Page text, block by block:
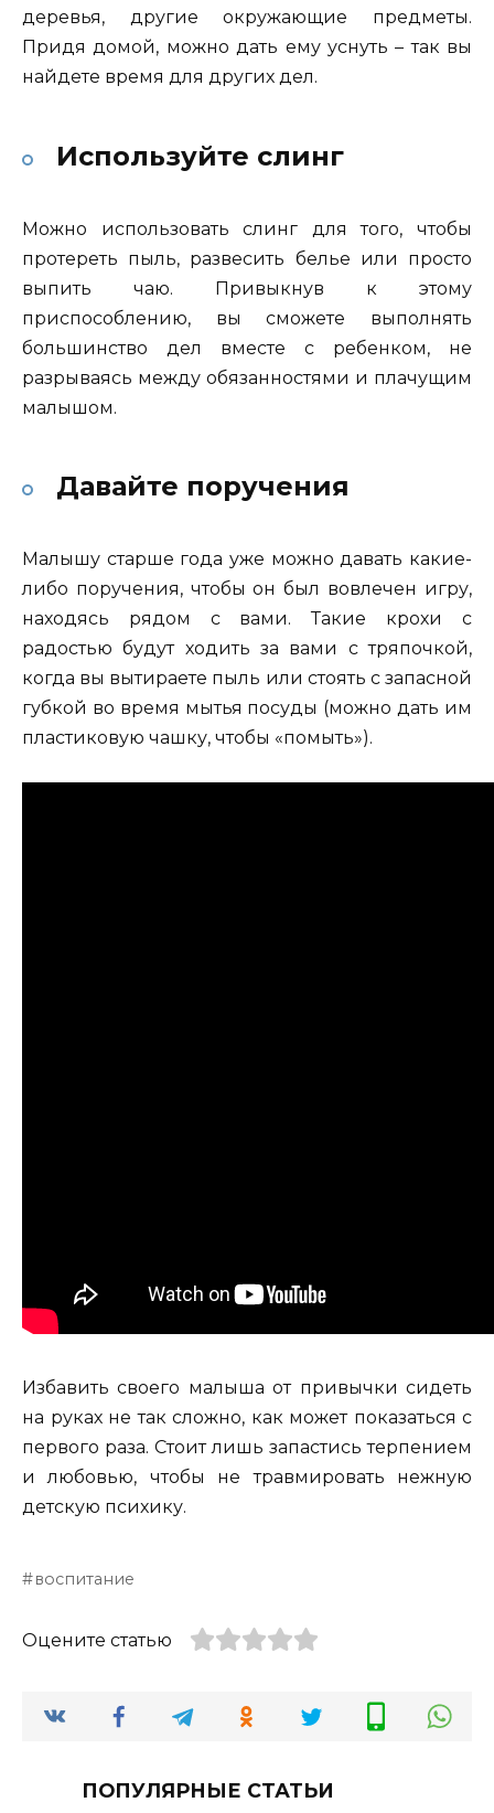
деревья, другие окружающие предметы.
Придя домой, можно дать ему уснуть – так вы
найдете время для других дел.
Используйте слинг
Можно использовать слинг для того, чтобы
протереть пыль, развесить белье или просто
выпить чаю. Привыкнув к этому
приспособлению, вы сможете выполнять
большинство дел вместе с ребенком, не
разрываясь между обязанностями и плачущим
малышом.
Давайте поручения
Малышу старше года уже можно давать какие-
либо поручения, чтобы он был вовлечен игру,
находясь рядом с вами. Такие крохи с
радостью будут ходить за вами с тряпочкой,
когда вы вытираете пыль или стоять с запасной
губкой во время мытья посуды (можно дать им
пластиковую чашку, чтобы «помыть»).
Избавить своего малыша от привычки сидеть
на руках не так сложно, как может показаться с
первого раза. Стоит лишь запастись терпением
и любовью, чтобы не травмировать нежную
детскую психику.
воспитание
Оцените статью
ПОПУЛЯРНЫЕ СТАТЬИ